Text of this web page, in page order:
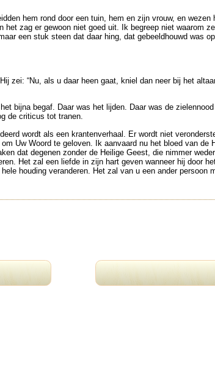
hem rond door een tuin, hem en zijn vrouw, en wezen
zag er gewoon niet goed uit. Ik begreep niet waarom
een stuk steen dat daar hing, dat gebeeldhouwd was
zei: “Nu, als u daar heen gaat, kniel dan neer bij het
bijna begaf. Daar was het lijden. Daar was de
de criticus tot tranen.
wordt als een krantenverhaal. Er wordt niet
Uw Woord te geloven. Ik aanvaard nu het bloed van de
dat degenen zonder de Heilige Geest, die nimmer
Het zal een liefde in zijn hart geven wanneer hij door
houding veranderen. Het zal van u een ander persoon